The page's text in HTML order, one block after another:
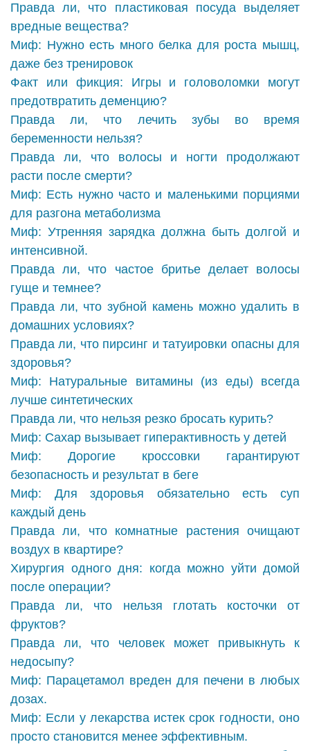
Правда ли, что пластиковая посуда выделяет
вредные вещества?
Миф: Нужно есть много белка для роста мышц,
даже без тренировок
Факт или фикция: Игры и головоломки могут
предотвратить деменцию?
Правда ли, что лечить зубы во время
беременности нельзя?
Правда ли, что волосы и ногти продолжают
расти после смерти?
Миф: Есть нужно часто и маленькими порциями
для разгона метаболизма
Миф: Утренняя зарядка должна быть долгой и
интенсивной.
Правда ли, что частое бритье делает волосы
гуще и темнее?
Правда ли, что зубной камень можно удалить в
домашних условиях?
Правда ли, что пирсинг и татуировки опасны для
здоровья?
Миф: Натуральные витамины (из еды) всегда
лучше синтетических
Правда ли, что нельзя резко бросать курить?
Миф: Сахар вызывает гиперактивность у детей
Миф: Дорогие кроссовки гарантируют
безопасность и результат в беге
Миф: Для здоровья обязательно есть суп
каждый день
Правда ли, что комнатные растения очищают
воздух в квартире?
Хирургия одного дня: когда можно уйти домой
после операции?
Правда ли, что нельзя глотать косточки от
фруктов?
Правда ли, что человек может привыкнуть к
недосыпу?
Миф: Парацетамол вреден для печени в любых
дозах.
Миф: Если у лекарства истек срок годности, оно
просто становится менее эффективным.